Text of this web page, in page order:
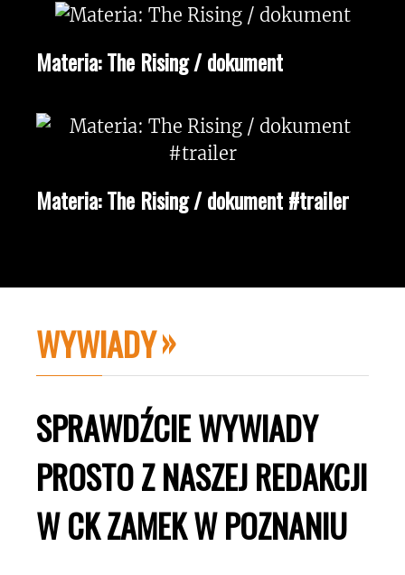
Materia: The Rising / dokument
Materia: The Rising / dokument #trailer
WYWIADY
SPRAWDŹCIE WYWIADY
PROSTO Z NASZEJ REDAKCJI
W CK ZAMEK W POZNANIU